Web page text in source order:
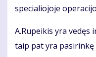
specialiojoje
A.Rupeikis yra vedęs
taip pat yra